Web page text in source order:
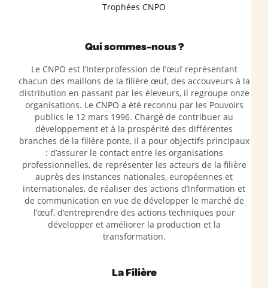
Trophées CNPO
Qui sommes-nous ?
Le CNPO est l’Interprofession de l’œuf représentant
chacun des maillons de la filière œuf, des accouveurs à la
distribution en passant par les éleveurs, il regroupe onze
organisations. Le CNPO a été reconnu par les Pouvoirs
publics le 12 mars 1996. Chargé de contribuer au
développement et à la prospérité des différentes
branches de la filière ponte, il a pour objectifs principaux
: d’assurer le contact entre les organisations
professionnelles, de représenter les acteurs de la filière
auprès des instances nationales, européennes et
internationales, de réaliser des actions d’information et
de communication en vue de développer le marché de
l’œuf, d’entreprendre des actions techniques pour
développer et améliorer la production et la
transformation.
La Filière